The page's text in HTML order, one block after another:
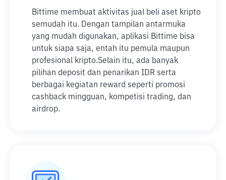
Bittime membuat aktivitas jual beli aset kripto
semudah itu. Dengan tampilan antarmuka
yang mudah digunakan, aplikasi Bittime bisa
untuk siapa saja, entah itu pemula maupun
profesional kripto.Selain itu, ada banyak
pilihan deposit dan penarikan IDR serta
berbagai kegiatan reward seperti promosi
cashback mingguan, kompetisi trading, dan
airdrop.